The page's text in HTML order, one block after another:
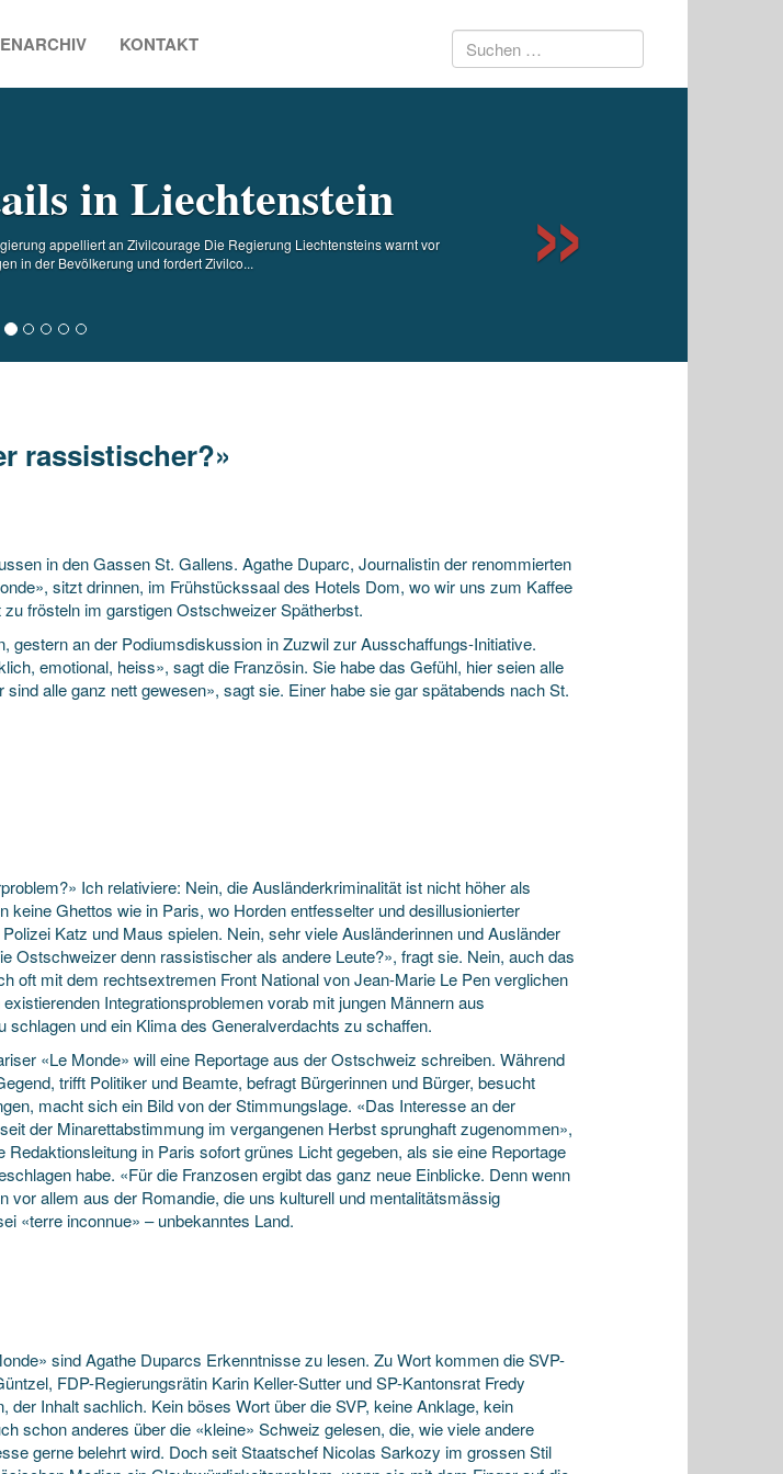
KONTAKT Suchen
in Liechtenstein
appelliert an Zivilcourage Die Regierung Liechtensteins warnt vor
in der Bevölkerung und fordert Zivilco...
rassistischer?»
in den Gassen St. Gallens. Agathe Duparc, Journalistin der renommierten
sitzt drinnen, im Frühstückssaal des Hotels Dom, wo wir uns zum Kaffee
frösteln im garstigen Ostschweizer Spätherbst.
gestern an der Podiumsdiskussion in Zuzwil zur Ausschaffungs-Initiative.
emotional, heiss», sagt die Französin. Sie habe das Gefühl, hier seien alle
alle ganz nett gewesen», sagt sie. Einer habe sie gar spätabends nach St.
Ich relativiere: Nein, die Ausländerkriminalität ist nicht höher als
keine Ghettos wie in Paris, wo Horden entfesselter und desillusionierter
Katz und Maus spielen. Nein, sehr viele Ausländerinnen und Ausländer
Ostschweizer denn rassistischer als andere Leute?», fragt sie. Nein, auch das
oft mit dem rechtsextremen Front National von Jean-Marie Le Pen verglichen
Integrationsproblemen vorab mit jungen Männern aus
schlagen und ein Klima des Generalverdachts zu schaffen.
«Le Monde» will eine Reportage aus der Ostschweiz schreiben. Während
trifft Politiker und Beamte, befragt Bürgerinnen und Bürger, besucht
macht sich ein Bild von der Stimmungslage. «Das Interesse an der
der Minarettabstimmung im vergangenen Herbst sprunghaft zugenommen»,
in Paris sofort grünes Licht gegeben, als sie eine Reportage
habe. «Für die Franzosen ergibt das ganz neue Einblicke. Denn wenn
vor allem aus der Romandie, die uns kulturell und mentalitätsmässig
«terre inconnue» – unbekanntes Land.
sind Agathe Duparcs Erkenntnisse zu lesen. Zu Wort kommen die SVP-
FDP-Regierungsrätin Karin Keller-Sutter und SP-Kantonsrat Fredy
der Inhalt sachlich. Kein böses Wort über die SVP, keine Anklage, kein
schon anderes über die «kleine» Schweiz gelesen, die, wie viele andere
gerne belehrt wird. Doch seit Staatschef Nicolas Sarkozy im grossen Stil